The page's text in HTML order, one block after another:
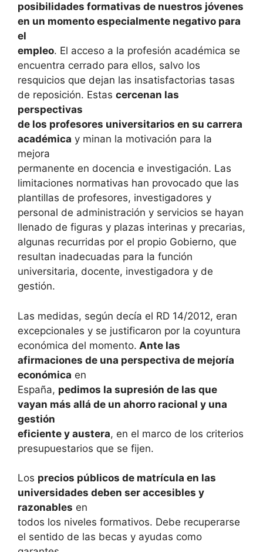
posibilidades formativas de nuestros jóvenes
en un momento especialmente negativo para
el
empleo. El acceso a la profesión académica se
encuentra cerrado para ellos, salvo los
resquicios que dejan las insatisfactorias tasas
de reposición. Estas cercenan las
perspectivas
de los profesores universitarios en su carrera
académica y minan la motivación para la
mejora
permanente en docencia e investigación. Las
limitaciones normativas han provocado que las
plantillas de profesores, investigadores y
personal de administración y servicios se hayan
llenado de figuras y plazas interinas y precarias,
algunas recurridas por el propio Gobierno, que
resultan inadecuadas para la función
universitaria, docente, investigadora y de
gestión.
Las medidas, según decía el RD 14/2012, eran
excepcionales y se justificaron por la coyuntura
económica del momento. Ante las
afirmaciones de una perspectiva de mejoría
económica en
España, pedimos la supresión de las que
vayan más allá de un ahorro racional y una
gestión
eficiente y austera, en el marco de los criterios
presupuestarios que se fijen.
Los precios públicos de matrícula en las
universidades deben ser accesibles y
razonables en
todos los niveles formativos. Debe recuperarse
el sentido de las becas y ayudas como